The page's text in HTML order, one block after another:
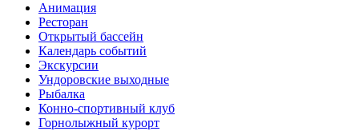
Анимация
Ресторан
Открытый бассейн
Календарь событий
Экскурсии
Ундоровские выходные
Рыбалка
Конно-спортивный клуб
Горнолыжный курорт